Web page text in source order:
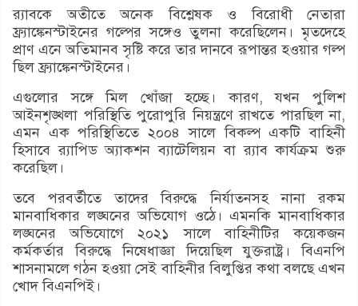
র‌্যাবকে অতীতে অনেক বিশ্লেষক ও বিরোধী নেতারা
ফ্র্যাঙ্কেনস্টাইনের গল্পের সঙ্গেও তুলনা করেছিলেন। মৃতদেহে
প্রাণ এনে অতিমানব সৃষ্টি করে তার দানবে রূপান্তর হওয়ার গল্প
ছিল ফ্র্যাঙ্কেনস্টাইনের।
এগুলোর সঙ্গে মিল খোঁজা হচ্ছে। কারণ, যখন পুলিশ
আইনশৃঙ্খলা পরিস্থিতি পুরোপুরি নিয়ন্ত্রণে রাখতে পারছিল না,
এমন এক পরিস্থিতিতে ২০০৪ সালে বিকল্প একটি বাহিনী
হিসাবে র‌্যাপিড অ্যাকশন ব্যাটেলিয়ন বা র‌্যাব কার্যক্রম শুরু
করেছিল।
তবে পরবর্তীতে তাদের বিরুদ্ধে নির্যাতনসহ নানা রকম
মানবাধিকার লঙ্ঘনের অভিযোগ ওঠে। এমনকি মানবাধিকার
লঙ্ঘনের অভিযোগে ২০২১ সালে বাহিনীটির কয়েকজন
কর্মকর্তার বিরুদ্ধে নিষেধাজ্ঞা দিয়েছিল যুক্তরাষ্ট্র। বিএনপি
শাসনামলে গঠন হওয়া সেই বাহিনীর বিলুপ্তির কথা বলছে এখন
খোদ বিএনপিই।